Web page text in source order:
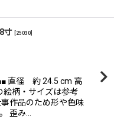
寸 25030
直径 約 24.5 cm 高
柄・サイズは参考
作品のため形や色味
歪み…